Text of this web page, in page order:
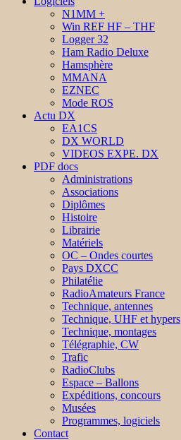
N1MM +
Win REF HF – THF
Logger 32
Ham Radio Deluxe
Hamsphère
MMANA
EZNEC
Mode ROS
Actu DX
EA1CS
DX WORLD
VIDEOS EXPE. DX
PDF docs
Administrations
Associations
Diplômes
Histoire
Librairie
Matériels
OC – Ondes courtes
Pays DXCC
Philatélie
RadioAmateurs France
Technique, antennes
Technique, UHF et hypers
Technique, montages
Télégraphie, CW
Trafic
RadioClubs
Espace – Ballons
Expéditions, concours
Musées
Programmes, logiciels
Contact